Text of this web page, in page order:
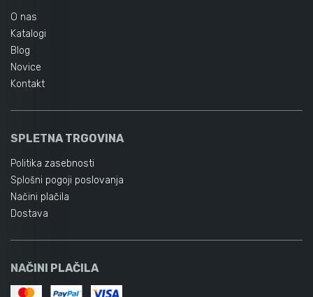
O nas
Katalogi
Blog
Novice
Kontakt
SPLETNA TRGOVINA
Politika zasebnosti
Splošni pogoji poslovanja
Načini plačila
Dostava
NAČINI PLAČILA